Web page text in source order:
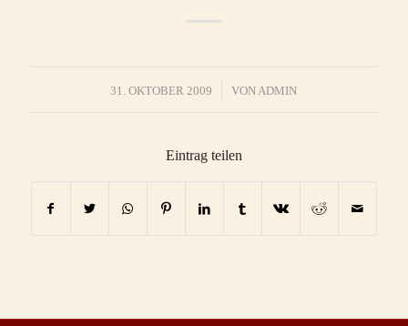
31. OKTOBER 2009
/ VONADMIN
Eintrag teilen